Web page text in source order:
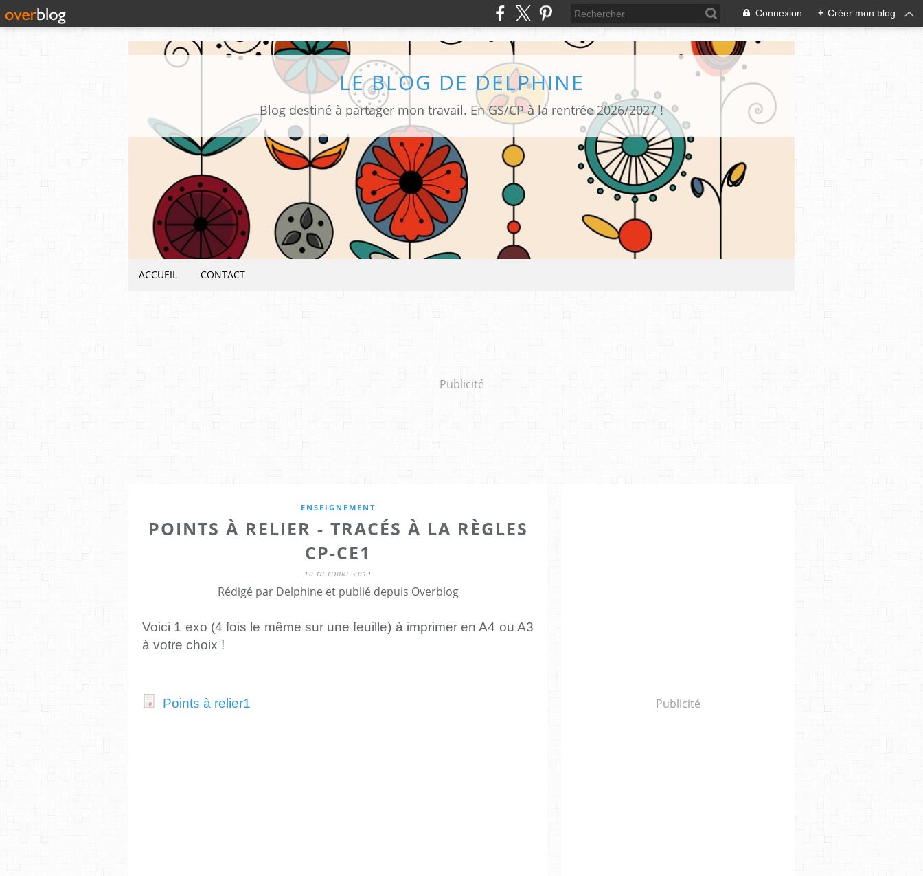
Connexion + Créer mon blog
LE BLOG DE DELPHINE
Blog destiné à partager mon travail. En GS/CP à la rentrée 2026/2027 !
ACCUEIL CONTACT
Publicité
ENSEIGNEMENT
POINTS À RELIER - TRACÉS À LA RÈGLES
CP-CE1
10 OCTOBRE 2011
Rédigé par Delphine et publié depuis Overblog
Voici 1 exo (4 fois le même sur une feuille) à imprimer en A4 ou A3
à votre choix !
Points à relier1 Publicité